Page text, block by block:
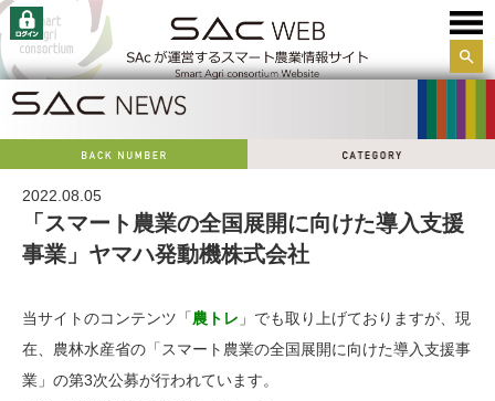
サイ
2022.08.05
「スマート農業の全国展開に向けた導入支援
事業」ヤマハ発動機株式会社
当サイトのコンテンツ「農トレ 」でも取り上げておりますが、現
在、農林水産省の「スマート農業の全国展開に向けた導入支援事
業」の第3次公募が行われています。